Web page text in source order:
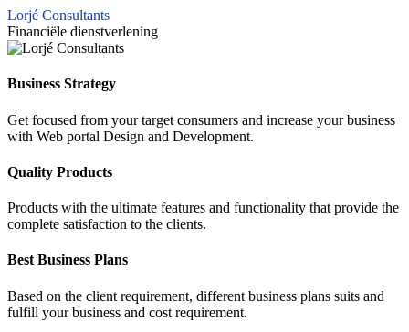
Lorjé Consultants
Financiële dienstverlening
Business Strategy
Get focused from your target consumers and increase your business
with Web portal Design and Development.
Quality Products
Products with the ultimate features and functionality that provide the
complete satisfaction to the clients.
Best Business Plans
Based on the client requirement, different business plans suits and
fulfill your business and cost requirement.